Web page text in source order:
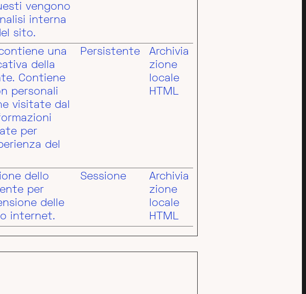
vengono
interna
sito.
una
della
Contiene
personali
visitate dal
per
del
Persistente
Archivia
zione
locale
HTML
dello
per
delle
internet.
Sessione
Archivia
zione
locale
HTML